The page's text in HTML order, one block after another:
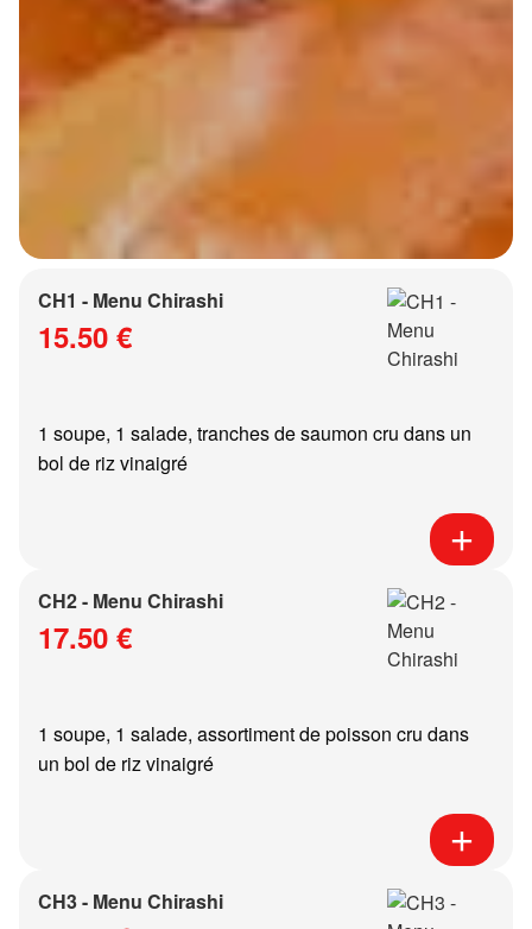
CH1 - Menu Chirashi
15.50 €
1 soupe, 1 salade, tranches de saumon cru dans un
bol de riz vinaigré
CH2 - Menu Chirashi
17.50 €
1 soupe, 1 salade, assortiment de poisson cru dans
un bol de riz vinaigré
CH3 - Menu Chirashi